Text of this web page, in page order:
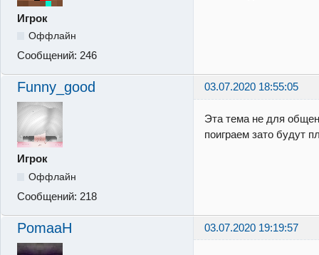
Игрок
Оффлайн
Сообщений: 246
Funny_good 03.07.2020 18:55:05
Игрок
Оффлайн
Сообщений: 218
Эта тема не для
поиграем зато будут
PomaaH 03.07.2020 19:19:57